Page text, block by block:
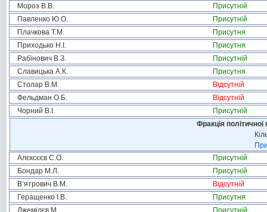
Мороз В.В.
Присутній
Павленко Ю.О.
Присутній
Плачкова Т.М.
Присутня
Приходько Н.І.
Присутня
Рабінович В.З.
Присутній
Славицька А.К.
Присутня
Столар В.М.
Відсутній
Фельдман О.Б.
Відсутній
Чорний В.І.
Присутній
Фракція
Алєксєєв С.О.
Присутній
Бондар М.Л.
Присутній
В’ятрович В.М.
Відсутній
Геращенко І.В.
Присутня
Джемілєв М. .
Присутній